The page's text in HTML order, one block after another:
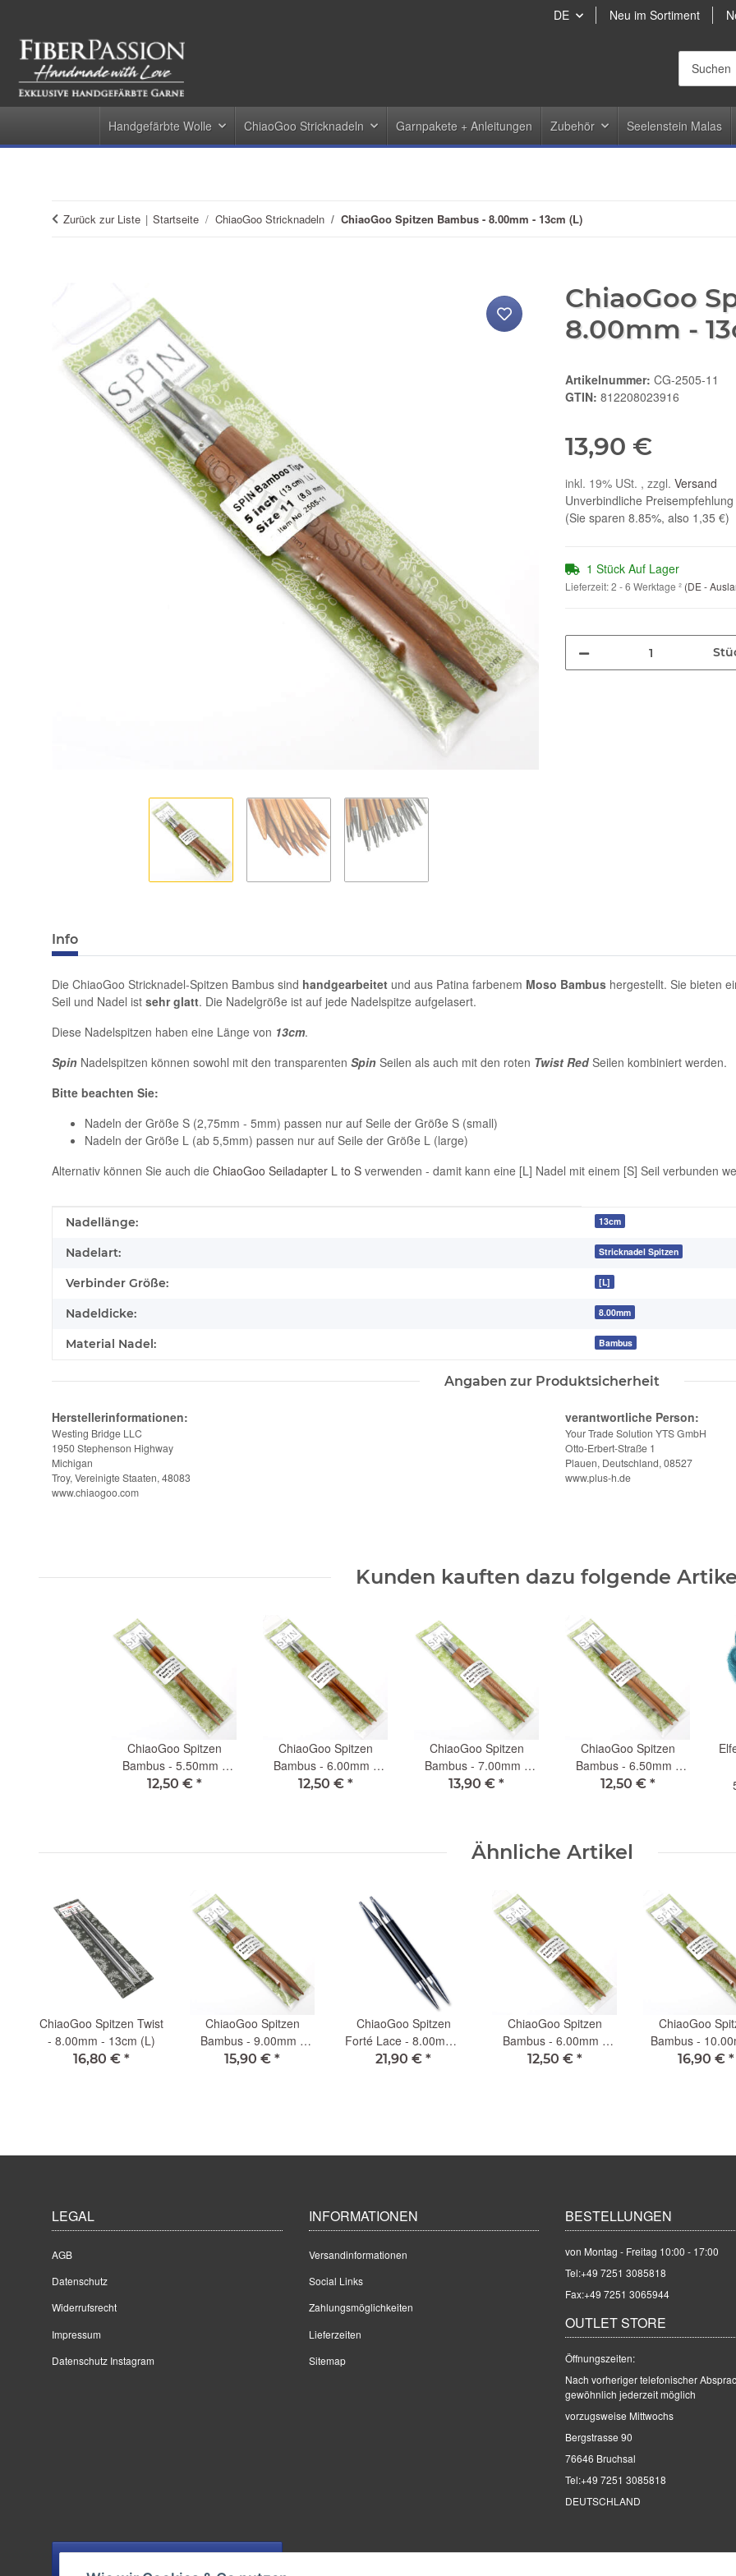
DE Neu im Sortiment
Handgefärbte Wolle ChiaoGoo Stricknadeln Garnpakete + Anleitungen Zubehör Seelenstein Malas
Zurück zur Liste Startseite ChiaoGoo Stricknadeln ChiaoGoo Spitzen Bambus - 8.00mm - 13cm (L)
ChiaoGoo
8.00mm -
Artikelnummer: CG-2505-11
GTIN: 812208023916
13,90 €
inkl. 19% USt. , zzgl. Versand
Unverbindliche
(Sie sparen 8.85%, also 1,35 €)
1 Stück Auf Lager
Lieferzeit:2 - 6 Werktage ² (DE -
Info
Die ChiaoGoo Stricknadel-Spitzen Bambus sind handgearbeitet und aus Patina farbenem Moso Bambus hergestellt. Sie bieten
Seil und Nadel ist sehr glatt. Die Nadelgröße ist auf jede Nadelspitze aufgelasert.
Diese Nadelspitzen haben eine Länge von 13cm.
Spin Nadelspitzen können sowohl mit den transparenten Spin Seilen als auch mit den roten Twist Red Seilen kombiniert werden.
Bitte beachten Sie:
Nadeln der Größe S (2,75mm - 5mm) passen nur auf Seile der Größe S (small)
Nadeln der Größe L (ab 5,5mm) passen nur auf Seile der Größe L (large)
Alternativ können Sie auch die ChiaoGoo Seiladapter L to S verwenden - damit kann eine [L] Nadel mit einem [S] Seil verbunden
Produkteigenschaft
Wert
Nadellänge: 13cm
Nadelart: Stricknadel Spitzen
Verbinder Größe: [L]
Nadeldicke: 8.00mm
Material Nadel: Bambus
Angaben zur Produktsicherheit
Herstellerinformationen:
Westing Bridge LLC
1950 Stephenson Highway
Michigan
Troy, Vereinigte Staaten, 48083
www.chiaogoo.com
verantwortliche Person:
Your Trade Solution YTS GmbH
Otto-Erbert-Straße 1
Plauen, Deutschland, 08527
www.plus-h.de
Kunden kauften dazu folgende
ChiaoGoo Spitzen
Bambus - 5.50mm -
13cm (L)
12,50 € *
ChiaoGoo Spitzen
Bambus - 6.00mm -
13cm (L)
12,50 € *
ChiaoGoo Spitzen
Bambus - 7.00mm -
13cm (L)
13,90 € *
ChiaoGoo Spitzen
Bambus - 6.50mm -
13cm (L)
12,50 € *
Ähnliche Artikel
ChiaoGoo Spitzen Twist
- 8.00mm - 13cm (L)
16,80 € *
ChiaoGoo Spitzen
Bambus - 9.00mm -
13cm (L)
15,90 € *
ChiaoGoo Spitzen
Forté Lace - 8.00mm -
13cm (L)
21,90 € *
ChiaoGoo Spitzen
Bambus - 6.00mm -
13cm (L)
12,50 € *
ChiaoGoo
Bambus -
13cm (L)
16,90 € *
LEGAL
AGB
Datenschutz
Widerrufsrecht
Impressum
Datenschutz Instagram
INFORMATIONEN
Versandinformationen
Social Links
Zahlungsmöglichkeiten
Lieferzeiten
Sitemap
BESTELLUNGEN
von Montag - Freitag 10:00 - 17:00
Tel:+49 7251 3085818
Fax:+49 7251 3065944
OUTLET STORE
Öffnungszeiten:
Nach vorheriger telefonischer
gewöhnlich jederzeit möglich
vorzugsweise Mittwochs
Bergstrasse 90
76646 Bruchsal
Tel:+49 7251 3085818
DEUTSCHLAND